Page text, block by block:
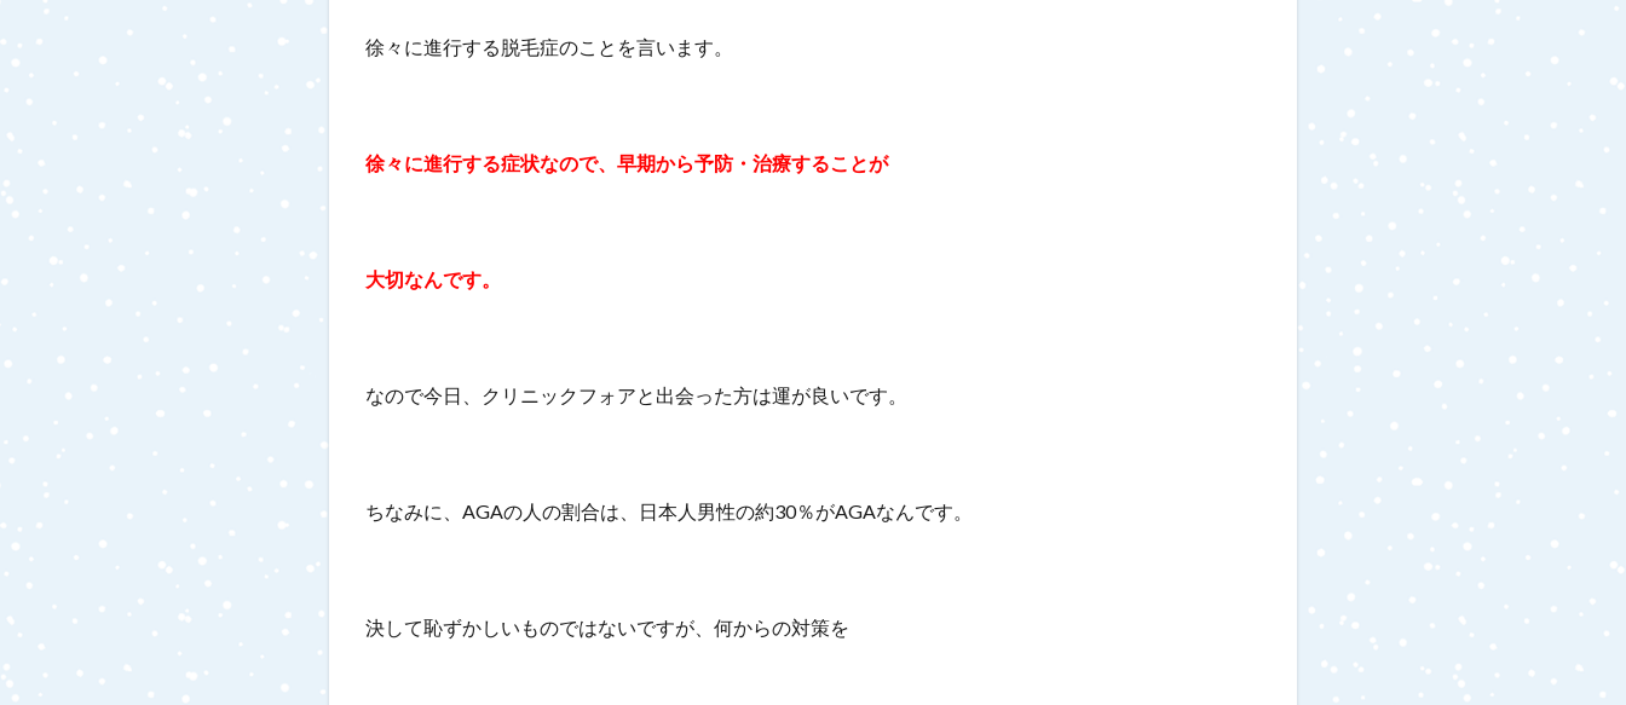
徐々に進行する脱毛症のことを言います。
徐々に進行する症状なので、早期から予防・治療することが
大切なんです。
なので今日、クリニックフォアと出会った方は運が良いです。
ちなみに、AGAの人の割合は、日本人男性の約30％がAGAなんです。
決して恥ずかしいものではないですが、何からの対策を